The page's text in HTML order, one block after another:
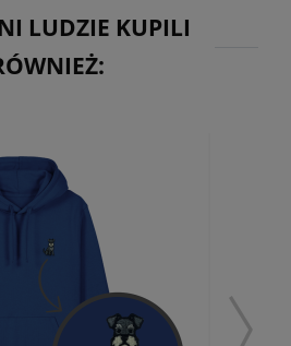
LUDZIE KUPILI